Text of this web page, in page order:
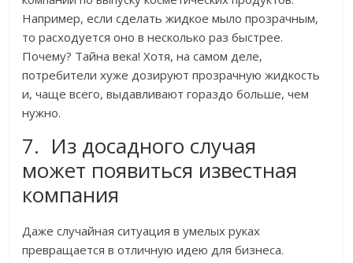
Например, если сделать жидкое мыло прозрачным,
то расходуется оно в несколько раз быстрее.
Почему? Тайна века! Хотя, на самом деле,
потребители хуже дозируют прозрачную жидкость
и, чаще всего, выдавливают гораздо больше, чем
нужно.
7. Из досадного случая
может появиться известная
компания
Даже случайная ситуация в умелых руках
превращается в отличную идею для бизнеса.